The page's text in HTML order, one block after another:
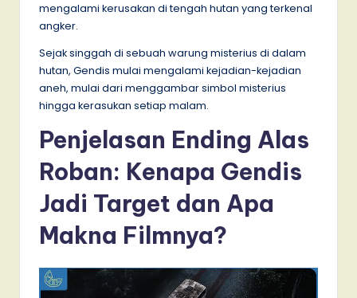
mengalami kerusakan di tengah hutan yang terkenal
angker.
Sejak singgah di sebuah warung misterius di dalam
hutan, Gendis mulai mengalami kejadian-kejadian
aneh, mulai dari menggambar simbol misterius
hingga kerasukan setiap malam.
Penjelasan Ending Alas
Roban: Kenapa Gendis
Jadi Target dan Apa
Makna Filmnya?